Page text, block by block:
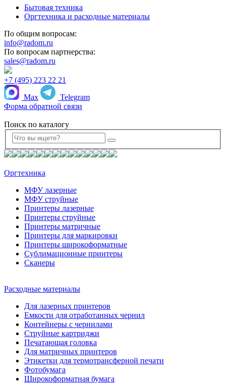
Бытовая техника
Оргтехника и расходные материалы
По общим вопросам:
info@radom.ru
По вопросам партнерства:
sales@radom.ru
+7 (495) 223 22 21
Max
Telegram
Форма обратной связи
Поиск по каталогу
Оргтехника
МФУ лазерные
МФУ струйные
Принтеры лазерные
Принтеры струйные
Принтеры матричные
Принтеры для маркировки
Принтеры широкоформатные
Сублимационные принтеры
Сканеры
Расходные материалы
Для лазерных принтеров
Емкости для отработанных чернил
Контейнеры с чернилами
Струйные картриджи
Печатающая головка
Для матричных принтеров
Этикетки для термотрансферной печати
Фотобумага
Широкоформатная бумага